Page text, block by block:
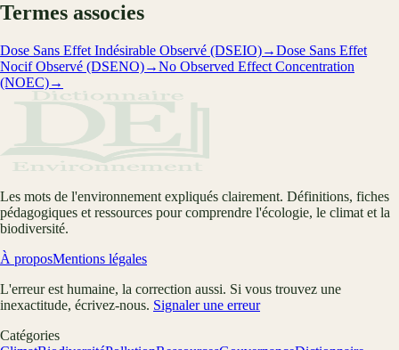
Termes associes
Dose Sans Effet Indésirable Observé (DSEIO)→Dose Sans Effet
Nocif Observé (DSENO)→No Observed Effect Concentration
(NOEC)→
Les mots de l'environnement expliqués clairement. Définitions, fiches
pédagogiques et ressources pour comprendre l'écologie, le climat et la
biodiversité.
À proposMentions légales
L'erreur est humaine, la correction aussi. Si vous trouvez une
inexactitude, écrivez-nous. Signaler une erreur
Catégories